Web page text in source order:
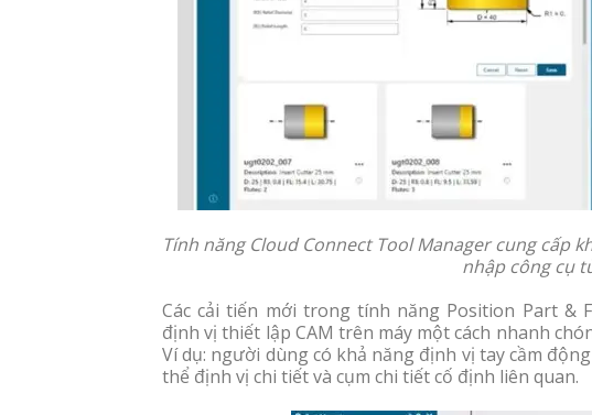
Tính năng Cloud Connect Tool Manager cung cấp
nhập công cụ
Các cải tiến mới trong tính năng Position Part &
định vị thiết lập CAM trên máy một cách nhanh
Ví dụ: người dùng có khả năng định vị tay cầm
thể định vị chi tiết và cụm chi tiết cố định liên quan.